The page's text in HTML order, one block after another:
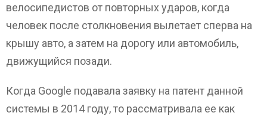
велосипедистов от повторных ударов, когда
человек после столкновения вылетает сперва на
крышу авто, а затем на дорогу или автомобиль,
движущийся позади.
Когда Google подавала заявку на патент данной
системы в 2014 году, то рассматривала ее как